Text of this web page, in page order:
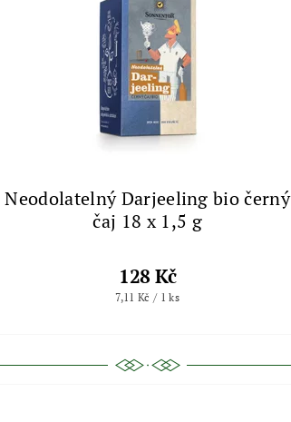
Neodolatelný Darjeeling bio černý
čaj 18 x 1,5 g
128 Kč
7,11 Kč / 1 ks